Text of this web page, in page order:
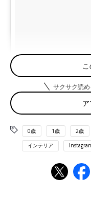
neliapilaさん
セリアのジッパーバッ
デザインの２種類。そ
ガラスジャータイプを
違います。何を入れて
サクサク読
0歳 1歳 2歳
インテリア